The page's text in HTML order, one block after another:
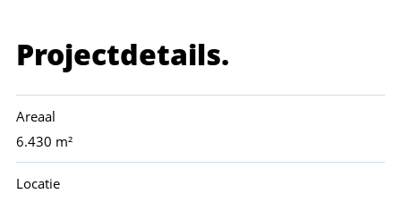
Projectdetails.
Areaal
6.430 m²
Locatie